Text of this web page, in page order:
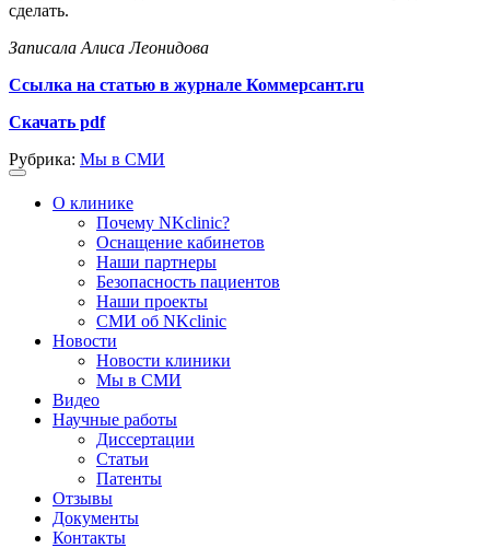
сделать.
Записала Алиса Леонидова
Ссылка на статью в журнале Коммерсант.ru
Скачать pdf
Рубрика: Мы в СМИ
О клинике
Почему NKclinic?
Оснащение кабинетов
Наши партнеры
Безопасность пациентов
Наши проекты
СМИ об NKclinic
Новости
Новости клиники
Мы в СМИ
Видео
Научные работы
Диссертации
Статьи
Патенты
Отзывы
Документы
Контакты